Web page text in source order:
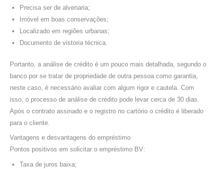
Precisa ser de alvenaria;
Imóvel em boas conservações;
Localizado em regiões urbanas;
Documento de vistoria técnica.
Portanto, a análise de crédito é um pouco mais detalhada, segundo o
banco por se tratar de propriedade de outra pessoa como garantia,
neste caso, é necessário avaliar com algum rigor e cautela. Com
isso, o processo de análise de crédito pode levar cerca de 30 dias.
Após o contrato assinado e o registro no cartório o crédito é liberado
para o cliente.
Vantagens e desvantagens do empréstimo
Pontos positivos em solicitar o empréstimo BV:
Taxa de juros baixa;